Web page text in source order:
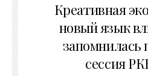
Креативная
новый язык
запомнилась
сессия